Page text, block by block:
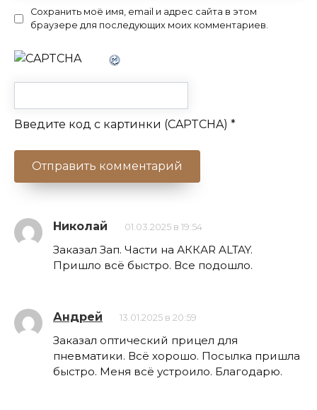
Сохранить моё имя, email и адрес сайта в этом
браузере для последующих моих комментариев.
Введите код с картинки (CAPTCHA) *
Николай 01.03.2025 в 19:54
Заказал Зап. Части на АККАR ALTAY.
Пришло всё быстро. Все подошло.
Андрей 13.01.2025 в 20:59
Заказал оптический прицел для
пневматики. Всё хорошо. Посылка пришла
быстро. Меня всё устроило. Благодарю.